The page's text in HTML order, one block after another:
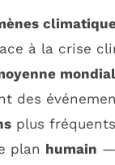
à la crise
des
plus
plan humain —